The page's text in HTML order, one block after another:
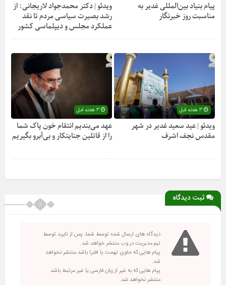
پیام بنیاد بین‌المللی غدیر به
مناسبت روز خبرنگار
ویدئو | دکتر محمدجواد لاریجانی: از
رشد بصیرت سیاسی مردم تا نقد
عملکرد مجلس و دیپلماسی کشور
3 هفته قبل
ویدئو | عید سعید غدیر در شهر
مقدس نجف اشرف
عهد می‌بندیم انتقام خون پاک شما
را از قاتلین جنایتکار و بی‌آبرو بگیریم
ثبت دیدگاه
دیدگاه های ارسال شده توسط شما، پس از تایید توسط
تیم مدیریت در وب منتشر خواهد شد.
پیام هایی که حاوی تهمت یا افترا باشد منتشر نخواهد
شد.
پیام هایی که به غیر از زبان فارسی یا غیر مرتبط باشد
منتشر نخواهد شد.